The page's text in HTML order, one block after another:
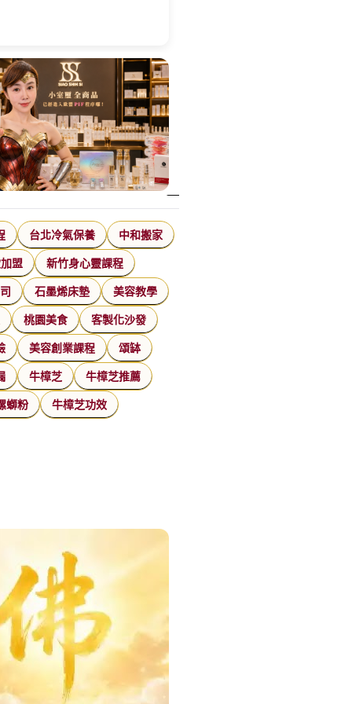
台北冷氣保養 中和搬家
盟 新竹身心靈課程
石墨烯床墊 美容教學
桃園美食 客製化沙發
美容創業課程 頌缽
牛樟芝 牛樟芝推薦
螄粉 牛樟芝功效